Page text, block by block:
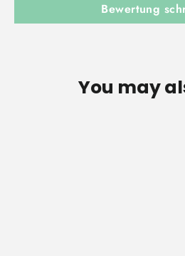
Bewertung
You may